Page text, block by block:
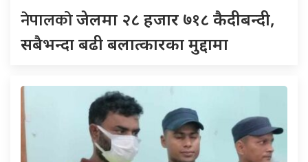
नेपालकोजेलमा २८ हजार ७१८ कैदीबन्दी,
सबैभन्दा बढी बलात्कारका मुद्दामा